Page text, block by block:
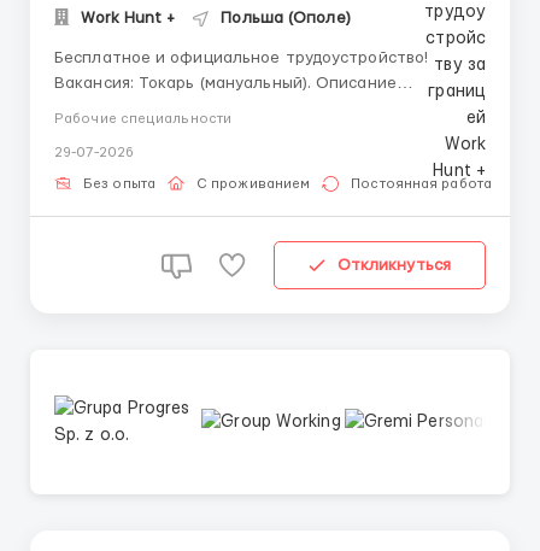
Work Hunt + Польша (Ополе)
Бесплатное и официальное трудоустройство!
Вакансия: Токарь (мануальный). Описание
вакансии: работа на заводе по производству
биометрический паспорт или рабочая виза/карта
побыту; — мужчины до 55 лет; — с опытом...
Рабочие специальности
29-07-2026
Без опыта С проживанием Постоянная работа
Откликнуться